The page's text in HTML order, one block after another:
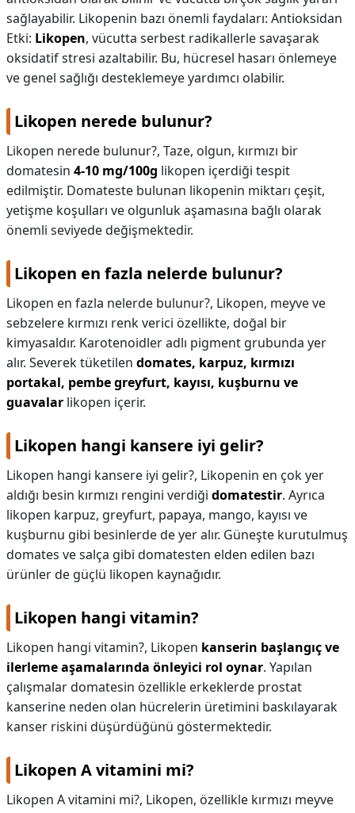
sağlayabilir. Likopenin bazı önemli faydaları: Antioksidan
Etki: Likopen, vücutta serbest radikallerle savaşarak
oksidatif stresi azaltabilir. Bu, hücresel hasarı önlemeye
ve genel sağlığı desteklemeye yardımcı olabilir.
Likopen nerede bulunur?
Likopen nerede bulunur?, Taze, olgun, kırmızı bir
domatesin 4-10 mg/100g likopen içerdiği tespit
edilmiştir. Domateste bulunan likopenin miktarı çeşit,
yetişme koşulları ve olgunluk aşamasına bağlı olarak
önemli seviyede değişmektedir.
Likopen en fazla nelerde bulunur?
Likopen en fazla nelerde bulunur?, Likopen, meyve ve
sebzelere kırmızı renk verici özellikte, doğal bir
kimyasaldır. Karotenoidler adlı pigment grubunda yer
alır. Severek tüketilen domates, karpuz, kırmızı
portakal, pembe greyfurt, kayısı, kuşburnu ve
guavalar likopen içerir.
Likopen hangi kansere iyi gelir?
Likopen hangi kansere iyi gelir?, Likopenin en çok yer
aldığı besin kırmızı rengini verdiği domatestir. Ayrıca
likopen karpuz, greyfurt, papaya, mango, kayısı ve
kuşburnu gibi besinlerde de yer alır. Güneşte kurutulmuş
domates ve salça gibi domatesten elden edilen bazı
ürünler de güçlü likopen kaynağıdır.
Likopen hangi vitamin?
Likopen hangi vitamin?, Likopen kanserin başlangıç ve
ilerleme aşamalarında önleyici rol oynar. Yapılan
çalışmalar domatesin özellikle erkeklerde prostat
kanserine neden olan hücrelerin üretimini baskılayarak
kanser riskini düşürdüğünü göstermektedir.
Likopen A vitamini mi?
Likopen A vitamini mi?, Likopen, özellikle kırmızı meyve